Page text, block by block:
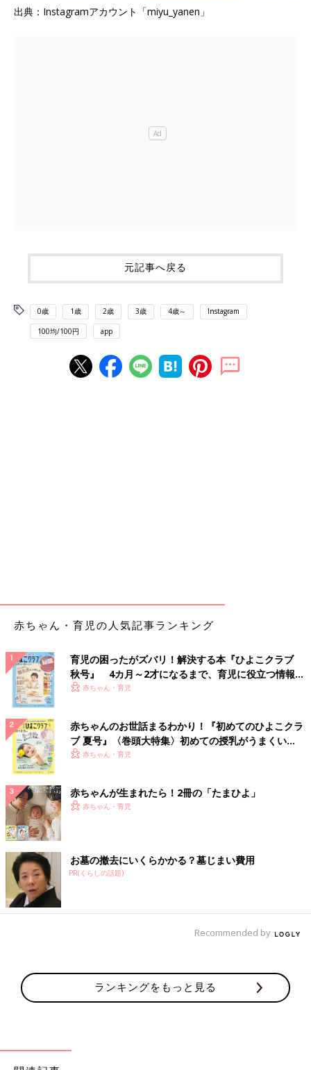
出典：Instagramアカウント「miyu_yanen」
元記事へ戻る
0歳 1歳 2歳 3歳 4歳～ Instagram
100均/100円 app
赤ちゃん・育児の人気記事ランキング
育児の困ったがズバリ！解決する本『ひよこクラブ
秋号』 4カ月～2才になるまで、育児に役立つ情報が
いっぱい！
赤ちゃん・育児
赤ちゃんのお世話まるわかり！『初めてのひよこクラ
ブ 夏号』〈巻頭大特集〉初めての授乳がうまくい
く！ おっぱい・ミルクの基本と夏のトラブル 解決テ
赤ちゃん・育児
赤ちゃんが生まれたら！2冊の「たまひよ」
赤ちゃん・育児
お墓の撤去にいくらかかる？墓じまい費用
PR(くらしの話題)
Recommended by
ランキングをもっと見る